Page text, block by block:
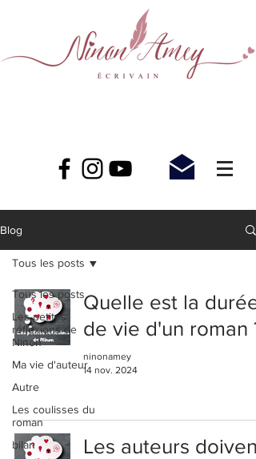
Blog
Tous les posts
Les petites
réflexions de
Ninon
Ma vie d'auteur
Autre
Les coulisses du
roman
bilan
Tous les posts
Quelle est la durée
de vie d'un roman ?
ninonamey
14 nov. 2024
Les auteurs